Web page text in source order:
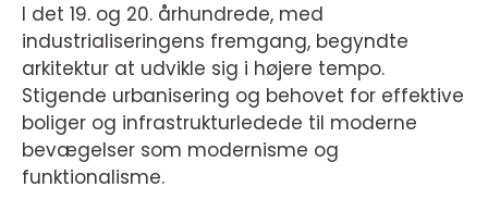
I det 19. og 20. århundrede, med
industrialiseringens fremgang, begyndte
arkitektur at udvikle sig i højere tempo.
Stigende urbanisering og behovet for effektive
boliger og infrastrukturledede til moderne
bevægelser som modernisme og
funktionalisme.